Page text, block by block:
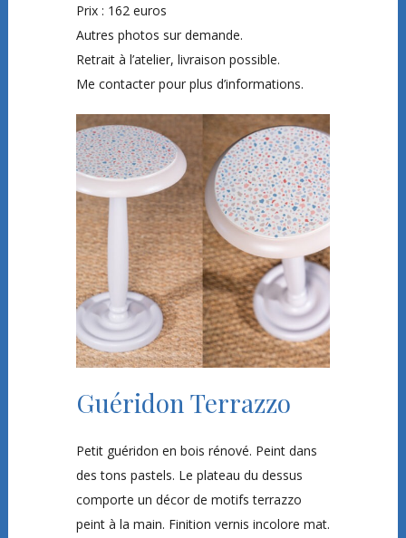
Prix : 162 euros
Autres photos sur demande.
Retrait à l’atelier, livraison possible.
Me contacter pour plus d’informations.
Guéridon Terrazzo
Petit guéridon en bois rénové. Peint dans
des tons pastels. Le plateau du dessus
comporte un décor de motifs terrazzo
peint à la main. Finition vernis incolore mat.